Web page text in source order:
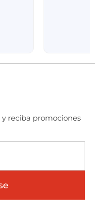
reciba promociones